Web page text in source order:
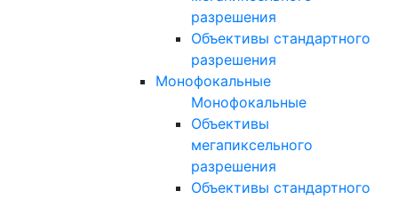
разрешения
Объективы стандартного
разрешения
Монофокальные
Монофокальные
Объективы
мегапиксельного
разрешения
Объективы стандартного